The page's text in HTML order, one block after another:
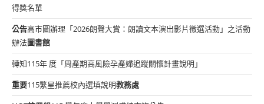
得獎名單
公告高市圖辦理「2026朗聲大賞：朗讀文本演出影片徵選活動」之活動
辦法圖書館
轉知115年 度「周產期高風險孕產婦追蹤關懷計畫說明」
重要115繁星推薦校內選填說明教務處